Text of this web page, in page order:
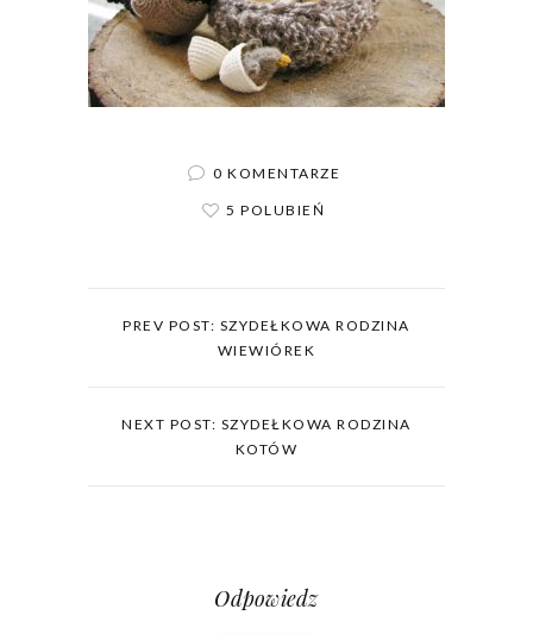
0 KOMENTARZE
5 POLUBIEŃ
PREV POST: SZYDEŁKOWA RODZINA
WIEWIÓREK
NEXT POST: SZYDEŁKOWA RODZINA
KOTÓW
Odpowiedz